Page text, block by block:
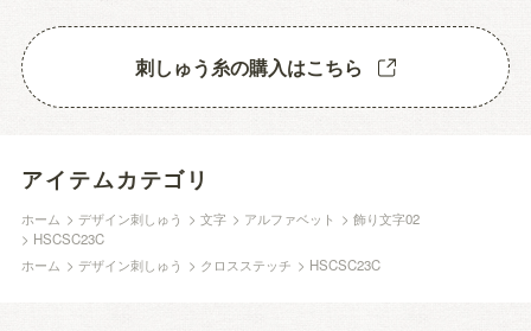
刺しゅう糸の購入はこちら
アイテムカテゴリ
ホーム >デザイン刺しゅう >文字 > アルファベット >飾り文字02
> HSCSC23C
ホーム >デザイン刺しゅう > クロスステッチ > HSCSC23C